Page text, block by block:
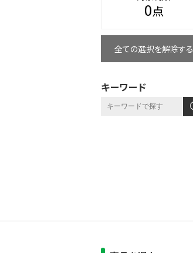
0点
全ての選択を解除する
キーワード